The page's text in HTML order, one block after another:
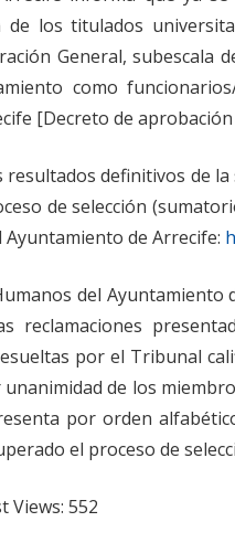
de los titulados
General, subescala
como
[Decreto de
definitivos de
de selección
Ayuntamiento de Arrecife:
del
reclamaciones
por el Tribunal
de los
por orden
el proceso de
Views: 552